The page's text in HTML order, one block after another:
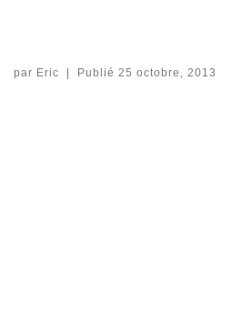
par Eric Publié 25 octobre, 2013